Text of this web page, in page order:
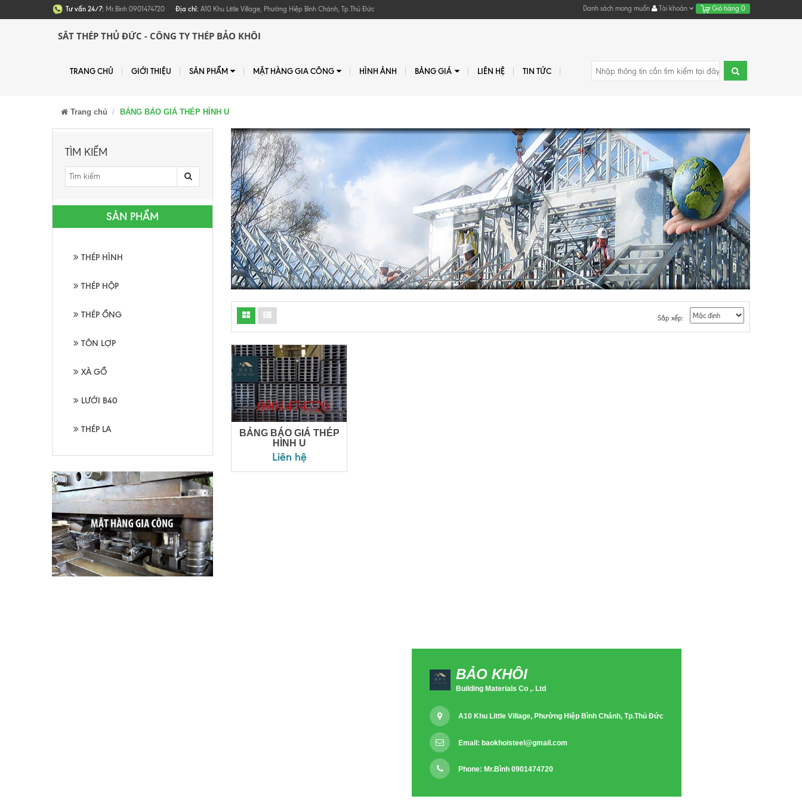
Tư vấn 24/7: Mr.Bình 0901474720 Địa chỉ: A10 Khu Little Village, Phường Hiệp Bình Chánh, Tp.Thủ Đức Danh sách mong muốn Tài khoản Giỏ hàng 0
SẮT THÉP THỦ ĐỨC - CÔNG TY THÉP BẢO KHÔI
TRANG CHỦ GIỚI THIỆU SẢN PHẨM MẶT HÀNG GIA CÔNG HÌNH ẢNH BẢNG GIÁ LIÊN HỆ TIN TỨC
Trang chủ BẢNG BÁO GIÁ THÉP HÌNH U
TÌM KIẾM
SẢN PHẨM
THÉP HÌNH
THÉP HỘP
THÉP ỐNG
TÔN LỢP
XÀ GỒ
LƯỚI B40
THÉP LA
Sắp xếp:
BẢNG BÁO GIÁ THÉP
HÌNH U
Liên hệ
BẢO KHÔI
Building Materials Co ,. Ltd
A10 Khu Little Village, Phường Hiệp Bình Chánh, Tp.Thủ Đức
Email: baokhoisteel@gmail.com
Phone: Mr.Bình 0901474720